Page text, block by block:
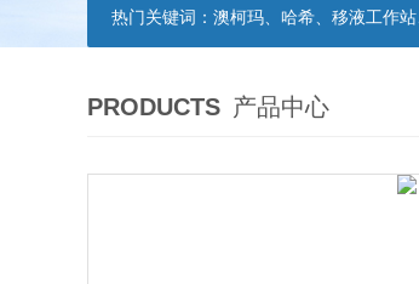
热门关键词： 澳柯玛、哈希、移液工作
PRODUCTS 产品中心